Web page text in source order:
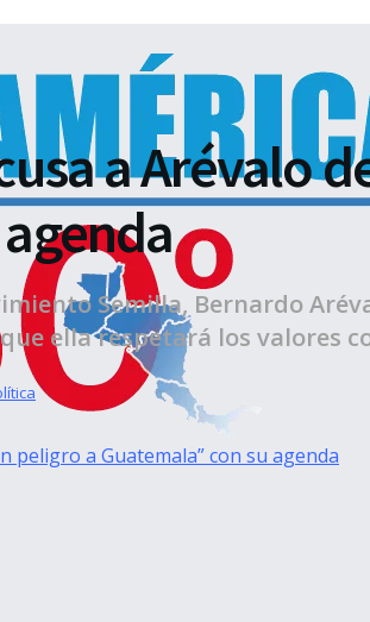
a Arévalo
Semilla, Bernardo
ella respetará los valores